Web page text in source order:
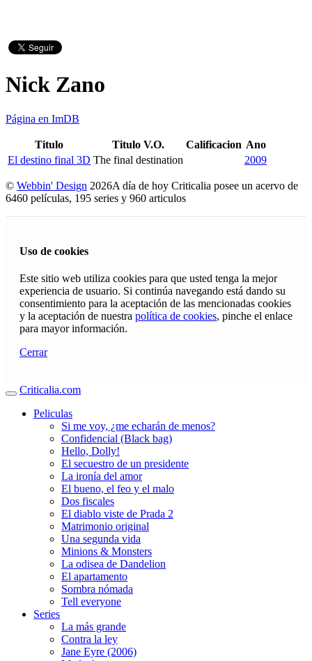
Nick Zano
Página en ImDB
Titulo Titulo V.O. Calificacion Ano
El destino final 3D The final destination 2009
© Webbin' Design 2026A día de hoy Criticalia posee un acervo de
6460 películas, 195 series y 960 articulos
Uso de cookies
Este sitio web utiliza cookies para que usted tenga la mejor
experiencia de usuario. Si continúa navegando está dando su
consentimiento para la aceptación de las mencionadas cookies
y la aceptación de nuestra política de cookies, pinche el enlace
para mayor información.
Cerrar
Criticalia.com
Peliculas
Si me voy, ¿me echarán de menos?
Confidencial (Black bag)
Hello, Dolly!
El secuestro de un presidente
La ironía del amor
El bueno, el feo y el malo
Dos fiscales
El diablo viste de Prada 2
Matrimonio original
Una segunda vida
Minions & Monsters
La odisea de Dandelion
El apartamento
Sombra nómada
Tell everyone
Series
La más grande
Contra la ley
Jane Eyre (2006)